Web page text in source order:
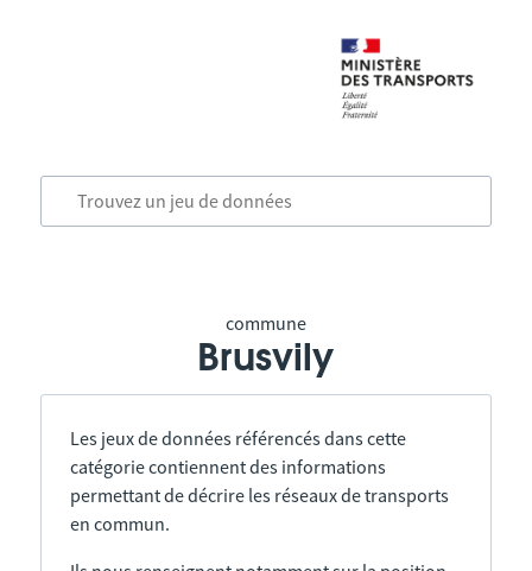
commune
Brusvily
Les jeux de données référencés dans cette
catégorie contiennent des informations
permettant de décrire les réseaux de transports
en commun.